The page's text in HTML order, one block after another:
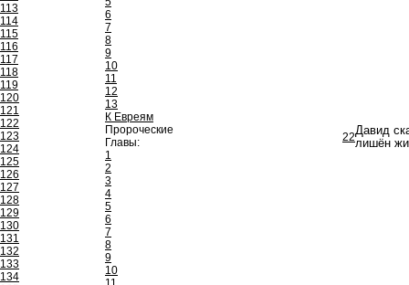
113
114
115
116
117
118
119
120
121
122
123
124
125
126
127
128
129
130
131
132
133
134
6
7
8
9
10
11
12
13
К Евреям
Пророческие
Главы:
1
2
3
4
5
6
7
8
9
10
22Давид
лишён